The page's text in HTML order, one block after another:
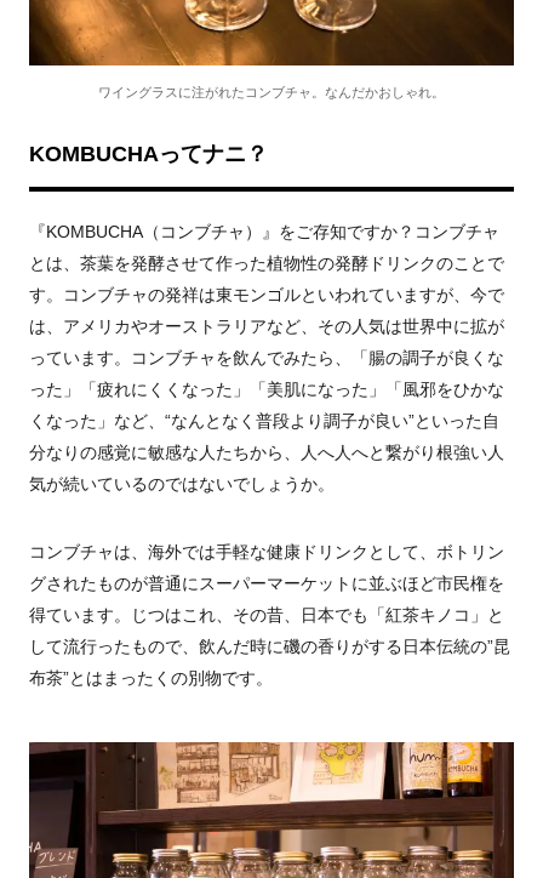
ワイングラスに注がれたコンブチャ。なんだかおしゃれ。
KOMBUCHAってナニ？
『KOMBUCHA（コンブチャ）』をご存知ですか？コンブチャ
とは、茶葉を発酵させて作った植物性の発酵ドリンクのことで
す。コンブチャの発祥は東モンゴルといわれていますが、今で
は、アメリカやオーストラリアなど、その人気は世界中に拡が
っています。コンブチャを飲んでみたら、「腸の調子が良くな
った」「疲れにくくなった」「美肌になった」「風邪をひかな
くなった」など、“なんとなく普段より調子が良い”といった自
分なりの感覚に敏感な人たちから、人へ人へと繋がり根強い人
気が続いているのではないでしょうか。
コンブチャは、海外では手軽な健康ドリンクとして、ボトリン
グされたものが普通にスーパーマーケットに並ぶほど市民権を
得ています。じつはこれ、その昔、日本でも「紅茶キノコ」と
して流行ったもので、飲んだ時に磯の香りがする日本伝統の”昆
布茶”とはまったくの別物です。